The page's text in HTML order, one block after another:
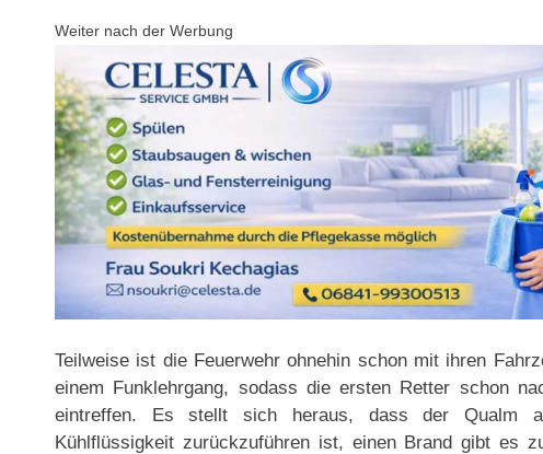
Weiter nach der Werbung
Teilweise ist die Feuerwehr ohnehin schon mit ihren
einem Funklehrgang, sodass die ersten Retter schon
eintreffen. Es stellt sich heraus, dass der Qualm
Kühlflüssigkeit zurückzuführen ist, einen Brand gibt es